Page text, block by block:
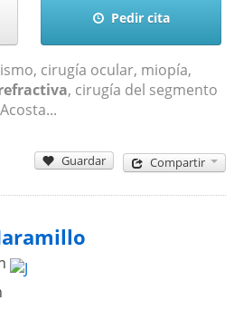
Pedir cita
cirugía ocular, miopía,
, cirugía del segmento
Guardar Compartir